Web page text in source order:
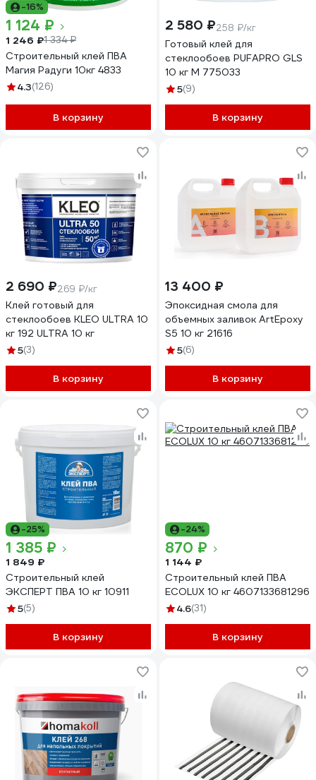
-16%
1 124 ₽
1 246 ₽1 334 ₽
Строительный клей ПВА
Магия Радуги 10кг 4833
4.3(126)
В корзину
2 580 ₽258 ₽/кг
Готовый клей для
стеклообоев PUFAPRO GLS
10 кг М 775033
5(9)
В корзину
2 690 ₽269 ₽/кг
Клей готовый для
стеклообоев КLEO ULTRA 10
кг 192 ULTRA 10 кг
5(3)
В корзину
13 400 ₽
Эпоксидная смола для
объемных заливок ArtEpoxy
S5 10 кг 21616
5(6)
В корзину
-25%
1 385 ₽
1 849 ₽
Строительный клей
ЭКСПЕРТ ПВА 10 кг 10911
5(5)
В корзину
-24%
870 ₽
1 144 ₽
Строительный клей ПВА
ECOLUX 10 кг 4607133681296
4.6(31)
В корзину